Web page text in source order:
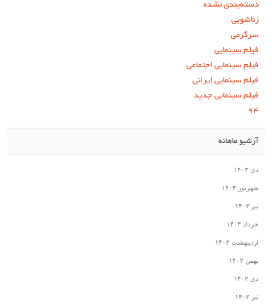
دسته‌بندی نشده
زناشویی
سرگرمی
فیلم سینمایی
فیلم سینمایی اجتماعی
فیلم سینمایی ایرانی
فیلم سینمایی جدید
۹۴
آرشیو ماهانه
دی ۱۴۰۳
شهریور ۱۴۰۳
تیر ۱۴۰۳
خرداد ۱۴۰۳
اردیبهشت ۱۴۰۳
بهمن ۱۴۰۲
دی ۱۴۰۲
تیر ۱۴۰۲